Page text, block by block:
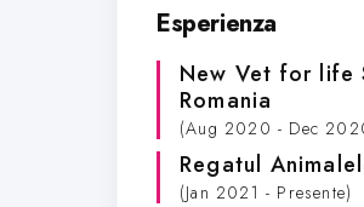
Esperienza
New Vet for life
Romania
(Aug 2020 - Dec
Regatul
(Jan 2021 - Presente)